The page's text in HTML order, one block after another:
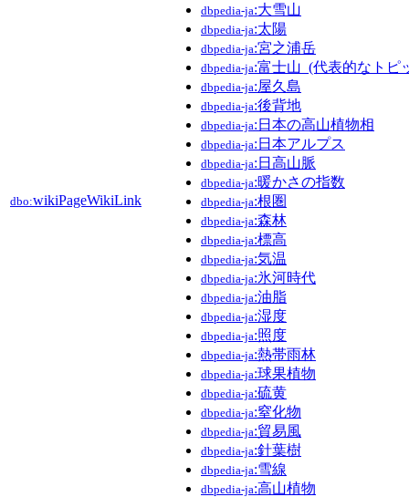
dbo:wikiPageWikiLink
dbpedia-ja:大雪山
dbpedia-ja:太陽
dbpedia-ja:宮之浦岳
dbpedia-ja:富士山_(代表的なトピ
dbpedia-ja:屋久島
dbpedia-ja:後背地
dbpedia-ja:日本の高山植物相
dbpedia-ja:日本アルプス
dbpedia-ja:日高山脈
dbpedia-ja:暖かさの指数
dbpedia-ja:根圏
dbpedia-ja:森林
dbpedia-ja:標高
dbpedia-ja:気温
dbpedia-ja:氷河時代
dbpedia-ja:油脂
dbpedia-ja:湿度
dbpedia-ja:照度
dbpedia-ja:熱帯雨林
dbpedia-ja:球果植物
dbpedia-ja:硫黄
dbpedia-ja:窒化物
dbpedia-ja:貿易風
dbpedia-ja:針葉樹
dbpedia-ja:雪線
dbpedia-ja:高山植物